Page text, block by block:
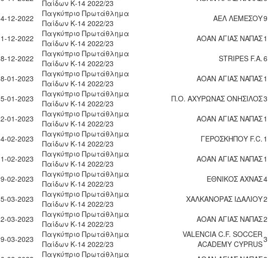
Παίδων Κ-14 2022/23
12-2022
Παγκύπριο Πρωτάθλημα
Παίδων Κ-14 2022/23
ΑΕΛ ΛΕΜΕΣΟΥ9
12-2022
Παγκύπριο Πρωτάθλημα
Παίδων Κ-14 2022/23
ΑΟΑΝ ΑΓΙΑΣ ΝΑΠΑΣ1
12-2022
Παγκύπριο Πρωτάθλημα
Παίδων Κ-14 2022/23
STRIPES F.A.6
01-2023
Παγκύπριο Πρωτάθλημα
Παίδων Κ-14 2022/23
ΑΟΑΝ ΑΓΙΑΣ ΝΑΠΑΣ1
01-2023
Παγκύπριο Πρωτάθλημα
Παίδων Κ-14 2022/23
Π.Ο. ΑΧΥΡΩΝΑΣ ΟΝΗΣΙΛΟΣ3
01-2023
Παγκύπριο Πρωτάθλημα
Παίδων Κ-14 2022/23
ΑΟΑΝ ΑΓΙΑΣ ΝΑΠΑΣ1
02-2023
Παγκύπριο Πρωτάθλημα
Παίδων Κ-14 2022/23
ΓΕΡΟΣΚΗΠΟΥ F.C. 1
02-2023
Παγκύπριο Πρωτάθλημα
Παίδων Κ-14 2022/23
ΑΟΑΝ ΑΓΙΑΣ ΝΑΠΑΣ1
02-2023
Παγκύπριο Πρωτάθλημα
Παίδων Κ-14 2022/23
ΕΘΝΙΚΟΣ ΑΧΝΑΣ4
03-2023
Παγκύπριο Πρωτάθλημα
Παίδων Κ-14 2022/23
ΧΑΛΚΑΝΟΡΑΣ ΙΔΑΛΙΟΥ2
03-2023
Παγκύπριο Πρωτάθλημα
Παίδων Κ-14 2022/23
ΑΟΑΝ ΑΓΙΑΣ ΝΑΠΑΣ2
03-2023
Παγκύπριο Πρωτάθλημα
Παίδων Κ-14 2022/23
VALENCIA C.F. SOCCER
ACADEMY CYPRUS3
Παγκύπριο Πρωτάθλημα